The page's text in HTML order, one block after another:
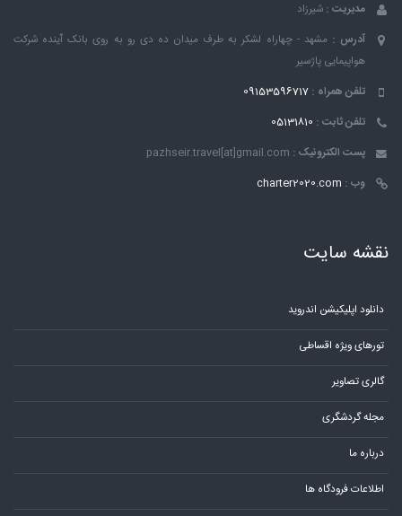
مدیریت : شیرزاد
آدرس : مشهد - چهاراه لشکر به طرف میدان ده دی رو به روی بانک ٱینده شرکت
هواپیمایی پاژسیر
تلفن همراه : 09153596717
تلفن ثابت : 05131810
پست الکترونیک : pazhseir.travel[at]gmail.com
وب : charter2020.com
نقشه سایت
دانلود اپلیکیشن اندروید
تورهای ویژه اقساطی
گالری تصاویر
مجله گردشگری
درباره ما
اطلاعات فرودگاه ها